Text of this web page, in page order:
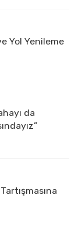
Yol Yenileme
da